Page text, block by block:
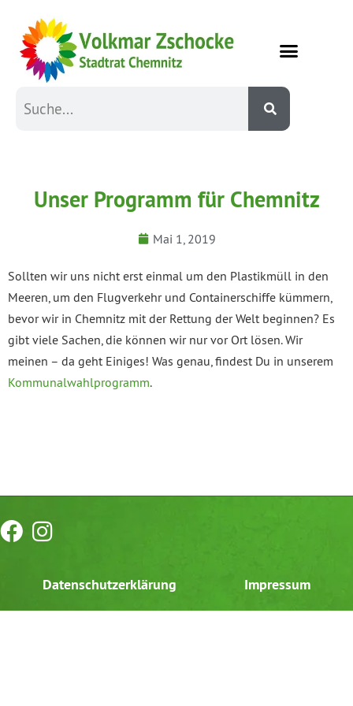
Unser Programm für Chemnitz
Mai 1, 2019
Sollten wir uns nicht erst einmal um den Plastikmüll in den
Meeren, um den Flugverkehr und Containerschiffe kümmern,
bevor wir in Chemnitz mit der Rettung der Welt beginnen? Es
gibt viele Sachen, die können wir nur vor Ort lösen. Wir
meinen – da geht Einiges! Was genau, findest Du in unserem
Kommunalwahlprogramm.
Datenschutzerklärung Impressum